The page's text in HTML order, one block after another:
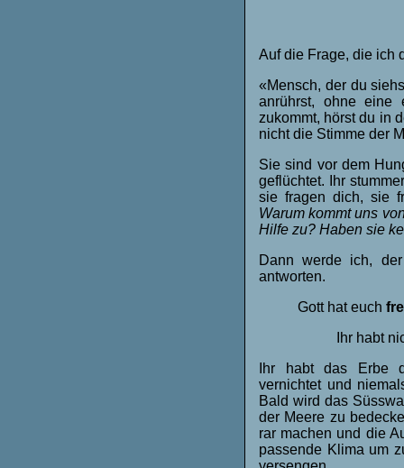
Auf die Frage, die ich
«Mensch, der du
anrührst, ohne eine
zukommt, hörst du in
nicht die Stimme der
Sie sind vor dem
geflüchtet. Ihr
sie fragen dich, sie
Warum kommt uns
Hilfe zu? Haben sie
Dann werde ich,
antworten.
Gott hat euch
Ihr habt
Ihr habt das Erbe
vernichtet und
Bald wird das
der Meere zu
rar machen und die
passende Klima um